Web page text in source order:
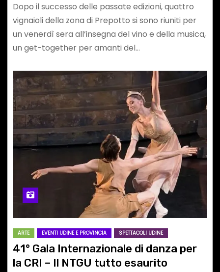
Dopo il successo delle passate edizioni, quattro
vignaioli della zona di Prepotto si sono riuniti per
un venerdì sera all’insegna del vino e della musica,
un get-together per amanti del…
ARTE EVENTI UDINE E PROVINCIA SPETTACOLI UDINE
41° Gala Internazionale di danza per
la CRI – Il NTGU tutto esaurito